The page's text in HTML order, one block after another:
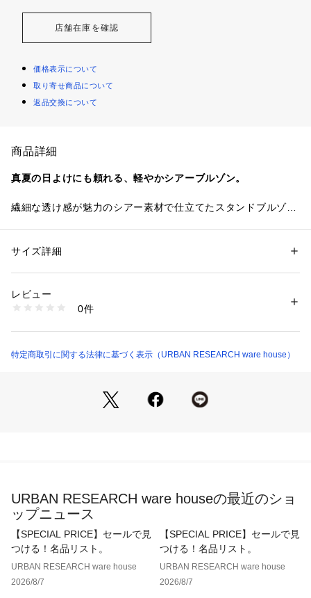
店舗在庫を確認
価格表示について
取り寄せ商品について
返品交換について
商品詳細
真夏の日よけにも頼れる、軽やかシアーブルゾン。
繊細な透け感が魅力のシアー素材で仕立てたスタンドブルゾン
え、ボリュームのある袖が柔らかなシルエットを演出。裾のド
する、シーズン長く使えるライトアウターです。
総重量 : 約115g
り、実際の色味と異なって見える場合がございます。予めご了
お買い物リストの管理にぜひご利用ください。
素材感
透け感 : あり
伸縮性 : なし
裏地 : なし
光沢 : なし
性別：レディース
素材：ポリエステル100%
洗濯：-
※詳しい洗濯方法については、商品の品質表示タグをご覧ください
IT26130-2072011 （ショップ）
サイズ詳細
レビュー
0件
特定商取引に関する法律に基づく表示（URBAN RESEARCH ware house）
URBAN RESEARCH ware houseの最近のショ
ップニュース
【SPECIAL PRICE】セールで見
つける！名品リスト。
URBAN RESEARCH ware house
2026/8/7
【SPECIAL PRICE】セールで見
つける！名品リスト。
URBAN RESEARCH ware house
2026/8/7